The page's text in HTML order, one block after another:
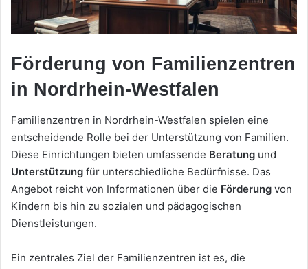
Förderung von Familienzentren
in Nordrhein-Westfalen
Familienzentren in Nordrhein-Westfalen spielen eine
entscheidende Rolle bei der Unterstützung von Familien.
Diese Einrichtungen bieten umfassende Beratung und
Unterstützung für unterschiedliche Bedürfnisse. Das
Angebot reicht von Informationen über die Förderung von
Kindern bis hin zu sozialen und pädagogischen
Dienstleistungen.
Ein zentrales Ziel der Familienzentren ist es, die